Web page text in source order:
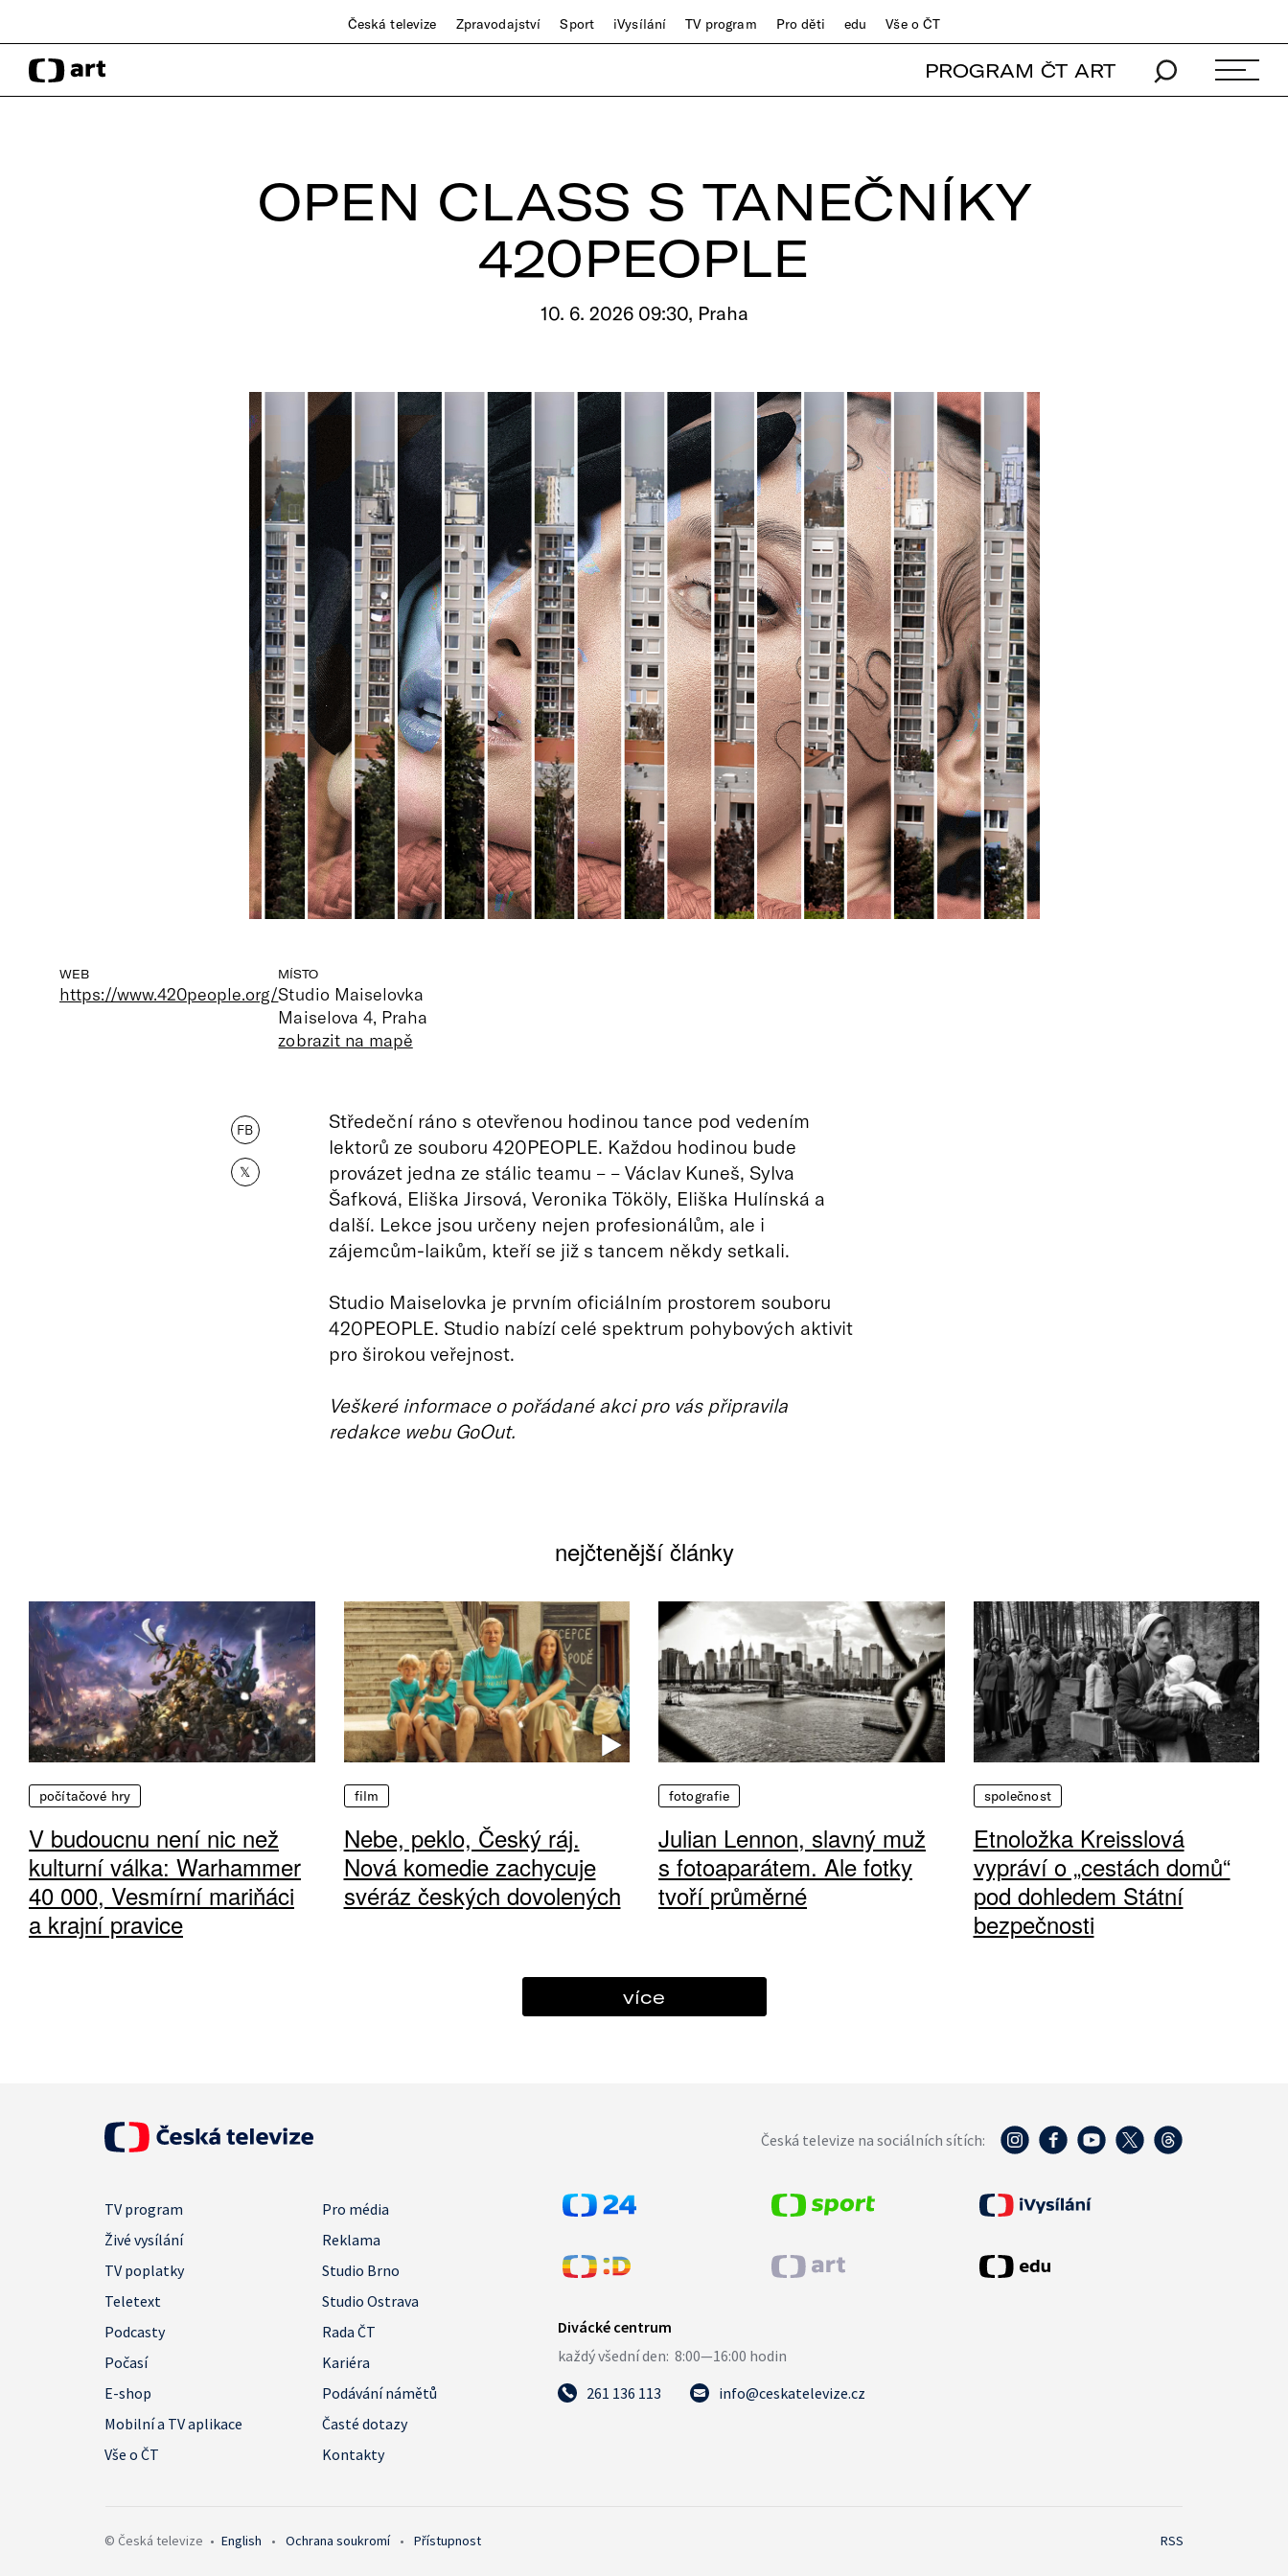
Česká televize Zpravodajství Sport iVysílání TV program Pro děti edu Vše o ČT
PROGRAM ČT ART
OPEN CLASS S TANEČNÍKY
420PEOPLE
10. 6. 2026 09:30, Praha
WEB
https://www.420people.org/
MÍSTO
Studio Maiselovka
Maiselova 4, Praha
zobrazit na mapě
FB
𝕏
Středeční ráno s otevřenou hodinou tance pod vedením
lektorů ze souboru 420PEOPLE. Každou hodinou bude
provázet jedna ze stálic teamu – – Václav Kuneš, Sylva
Šafková, Eliška Jirsová, Veronika Tököly, Eliška Hulínská a
další. Lekce jsou určeny nejen profesionálům, ale i
zájemcům-laikům, kteří se již s tancem někdy setkali.
Studio Maiselovka je prvním oficiálním prostorem souboru
420PEOPLE. Studio nabízí celé spektrum pohybových aktivit
pro širokou veřejnost.
Veškeré informace o pořádané akci pro vás připravila
redakce webu GoOut.
nejčtenější články
počítačové hry
V budoucnu není nic než
kulturní válka: Warhammer
40 000, Vesmírní mariňáci
a krajní pravice
film
Nebe, peklo, Český ráj.
Nová komedie zachycuje
svéráz českých dovolených
fotografie
Julian Lennon, slavný muž
s fotoaparátem. Ale fotky
tvoří průměrné
společnost
Etnoložka Kreisslová
vypráví o „cestách domů“
pod dohledem Státní
bezpečnosti
více
Česká televize na sociálních sítích:
TV program
Pro média
Živé vysílání
Reklama
TV poplatky
Studio Brno
Teletext
Studio Ostrava
Podcasty
Rada ČT
Počasí
Kariéra
E-shop
Podávání námětů
Mobilní a TV aplikace
Časté dotazy
Vše o ČT
Kontakty
261 136 113 info@ceskatelevize.cz
© Česká televize • English • Ochrana soukromí • Přístupnost RSS